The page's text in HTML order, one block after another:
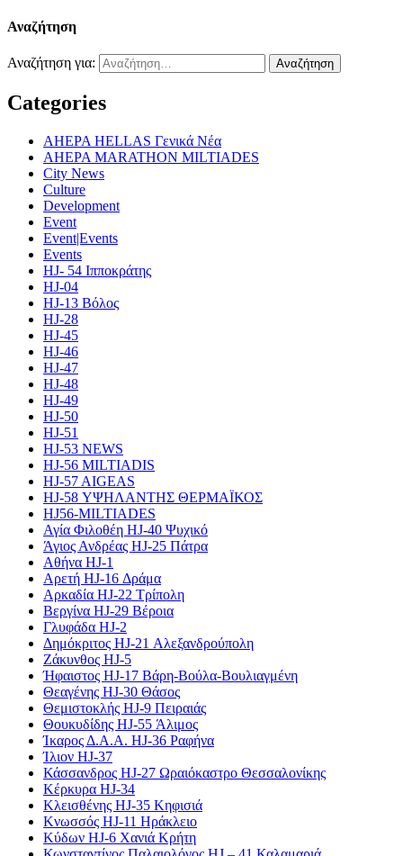
Αναζήτηση
Αναζήτηση για:
Categories
AHEPA HELLAS Γενικά Νέα
AHEPA MARATHON MILTIADES
City News
Culture
Development
Event
Event|Events
Events
HJ- 54 Ιπποκράτης
HJ-04
HJ-13 Βόλος
HJ-28
HJ-45
HJ-46
HJ-47
HJ-48
HJ-49
HJ-50
HJ-51
HJ-53 NEWS
HJ-56 MILTIADIS
HJ-57 AIGEAS
HJ-58 ΥΨΗΛΑΝΤΗΣ ΘΕΡΜΑΪΚΟΣ
HJ56-MILTIADES
Αγία Φιλοθέη HJ-40 Ψυχικό
Άγιος Ανδρέας HJ-25 Πάτρα
Αθήνα HJ-1
Αρετή HJ-16 Δράμα
Αρκαδία HJ-22 Τρίπολη
Βεργίνα HJ-29 Βέροια
Γλυφάδα HJ-2
Δημόκριτος HJ-21 Αλεξανδρούπολη
Ζάκυνθος HJ-5
Ήφαιστος HJ-17 Βάρη-Βούλα-Βουλιαγμένη
Θεαγένης HJ-30 Θάσος
Θεμιστοκλής HJ-9 Πειραιάς
Θουκυδίδης HJ-55 Άλιμος
Ίκαρος Δ.Α.Α. HJ-36 Ραφήνα
Ίλιον HJ-37
Κάσσανδρος HJ-27 Ωραιόκαστρο Θεσσαλονίκης
Κέρκυρα HJ-34
Κλεισθένης HJ-35 Κηφισιά
Κνωσσός HJ-11 Ηράκλειο
Κύδων HJ-6 Χανιά Κρήτη